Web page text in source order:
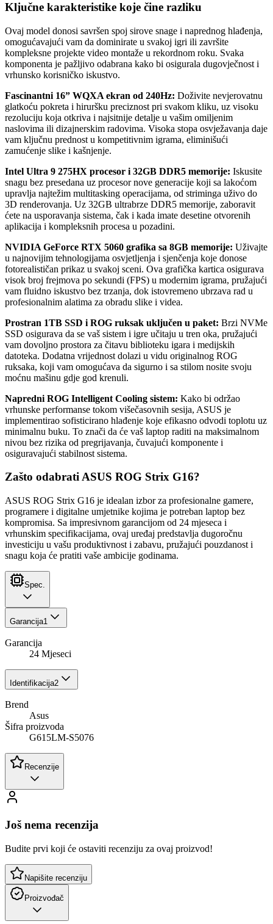
Ključne karakteristike koje čine razliku
Ovaj model donosi savršen spoj sirove snage i naprednog hlađenja,
omogućavajući vam da dominirate u svakoj igri ili završite
kompleksne projekte video montaže u rekordnom roku. Svaka
komponenta je pažljivo odabrana kako bi osigurala dugovječnost i
vrhunsko korisničko iskustvo.
Fascinantni 16” WQXA ekran od 240Hz: Doživite nevjerovatnu
glatkoću pokreta i hiruršku preciznost pri svakom kliku, uz visoku
rezoluciju koja otkriva i najsitnije detalje u vašim omiljenim
naslovima ili dizajnerskim radovima. Visoka stopa osvježavanja daje
vam ključnu prednost u kompetitivnim igrama, eliminišući
zamućenje slike i kašnjenje.
Intel Ultra 9 275HX procesor i 32GB DDR5 memorije: Iskusite
snagu bez presedana uz procesor nove generacije koji sa lakoćom
upravlja najtežim multitasking operacijama, od striminga uživo do
3D renderovanja. Uz 32GB ultrabrze DDR5 memorije, zaboravit
ćete na usporavanja sistema, čak i kada imate desetine otvorenih
aplikacija i kompleksnih procesa u pozadini.
NVIDIA GeForce RTX 5060 grafika sa 8GB memorije: Uživajte
u najnovijim tehnologijama osvjetljenja i sjenčenja koje donose
fotorealističan prikaz u svakoj sceni. Ova grafička kartica osigurava
visok broj frejmova po sekundi (FPS) u modernim igrama, pružajući
vam fluidno iskustvo bez trzanja, dok istovremeno ubrzava rad u
profesionalnim alatima za obradu slike i videa.
Prostran 1TB SSD i ROG ruksak uključen u paket: Brzi NVMe
SSD osigurava da se vaš sistem i igre učitaju u tren oka, pružajući
vam dovoljno prostora za čitavu biblioteku igara i medijskih
datoteka. Dodatna vrijednost dolazi u vidu originalnog ROG
ruksaka, koji vam omogućava da sigurno i sa stilom nosite svoju
moćnu mašinu gdje god krenuli.
Napredni ROG Intelligent Cooling sistem: Kako bi održao
vrhunske performanse tokom višečasovnih sesija, ASUS je
implementirao sofisticirano hlađenje koje efikasno odvodi toplotu uz
minimalnu buku. To znači da će vaš laptop raditi na maksimalnom
nivou bez rizika od pregrijavanja, čuvajući komponente i
osiguravajući stabilnost sistema.
Zašto odabrati ASUS ROG Strix G16?
ASUS ROG Strix G16 je idealan izbor za profesionalne gamere,
programere i digitalne umjetnike kojima je potreban laptop bez
kompromisa. Sa impresivnom garancijom od 24 mjeseca i
vrhunskim specifikacijama, ovaj uređaj predstavlja dugoročnu
investiciju u vašu produktivnost i zabavu, pružajući pouzdanost i
snagu koja će pratiti vaše ambicije godinama.
Spec.
Garancija1
Garancija
24 Mjeseci
Identifikacija2
Brend
Asus
Šifra proizvoda
G615LM-S5076
Recenzije
Još nema recenzija
Budite prvi koji će ostaviti recenziju za ovaj proizvod!
Napišite recenziju
Proizvođač